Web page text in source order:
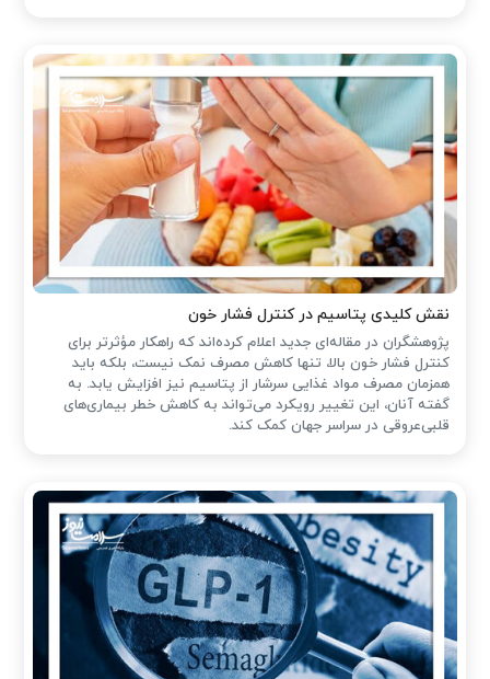
نقش کلیدی پتاسیم در کنترل فشار خون
پژوهشگران در مقاله‌ای جدید اعلام کرده‌اند که راهکار مؤثرتر برای
کنترل فشار خون بالا، تنها کاهش مصرف نمک نیست، بلکه باید
همزمان مصرف مواد غذایی سرشار از پتاسیم نیز افزایش یابد. به
گفته آنان، این تغییر رویکرد می‌تواند به کاهش خطر بیماری‌های
قلبی‌عروقی در سراسر جهان کمک کند.